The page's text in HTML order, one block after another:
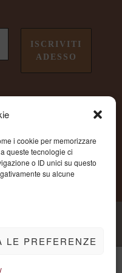
i cookie per memorizzare
queste tecnologie ci
o ID unici su questo
su alcune
LE PREFERENZE
ultime novità da